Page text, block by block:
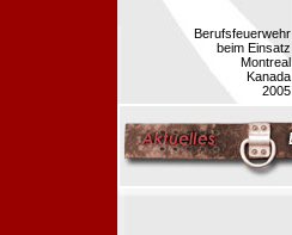
Berufsfeuerwehr
beim Einsatz
Montreal
Kanada
2005